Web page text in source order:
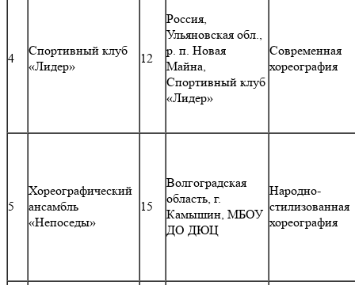
4
Спортивный клуб
«Лидер»
12
Россия,
Ульяновская обл.,
р. п. Новая
Майна,
Спортивный клуб
«Лидер»
Современная
хореография
5
Хореографический
ансамбль
«Непоседы»
15
Волгоградская
область, г.
Камышин, МБОУ
ДО ДЮЦ
Народно-
стилизованная
хореография